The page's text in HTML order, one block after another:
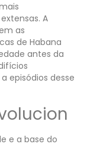
A
as
de Habana
antes da
episódios desse
e a base do